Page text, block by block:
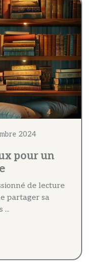
2024
pour un
de lecture
partager sa
...